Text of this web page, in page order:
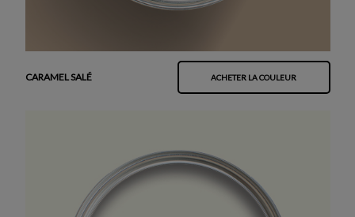
CARAMEL SALÉ ACHETER LA COULEUR